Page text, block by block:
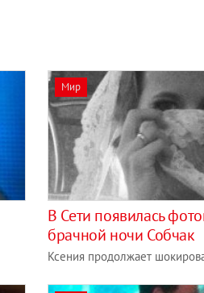
Мир
В Сети появилась
брачной ночи Собчак
Ксения продолжает